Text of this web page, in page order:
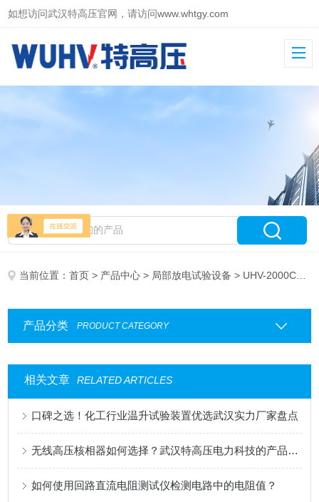
如想访问武汉特高压官网，请访问www.whtgy.com
当前位置：首页 > 产品中心 > 局部放电试验设备 > UHV-2000C局部放电检测
产品分类 PRODUCT CATEGORY
相关文章 RELATED ARTICLES
口碑之选！化工行业温升试验装置优选武汉实力厂家盘点
无线高压核相器如何选择？武汉特高压电力科技的产品与服务观察
如何使用回路直流电阻测试仪检测电路中的电阻值？